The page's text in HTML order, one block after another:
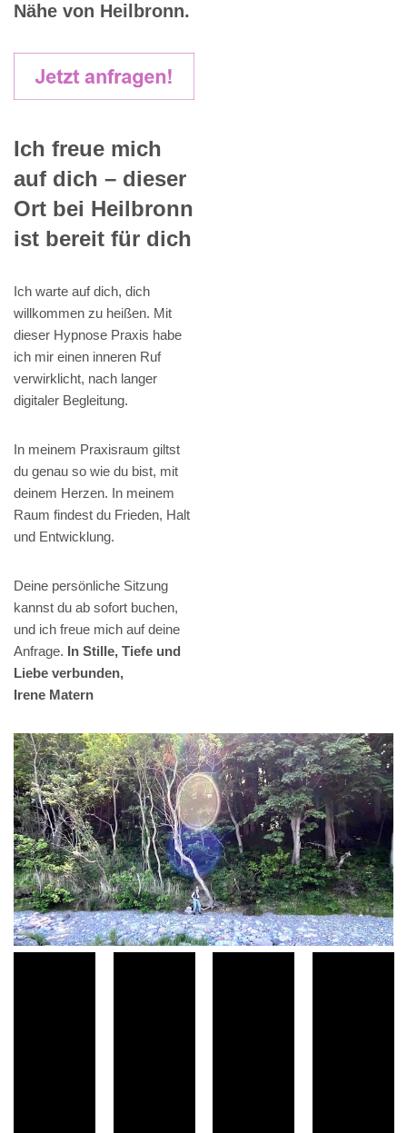
Nähe von Heilbronn.
Ich freue mich
auf dich – dieser
Ort bei Heilbronn
ist bereit für dich
Ich warte auf dich, dich
willkommen zu heißen. Mit
dieser Hypnose Praxis habe
ich mir einen inneren Ruf
verwirklicht, nach langer
digitaler Begleitung.
In meinem Praxisraum giltst
du genau so wie du bist, mit
deinem Herzen. In meinem
Raum findest du Frieden, Halt
und Entwicklung.
Deine persönliche Sitzung
kannst du ab sofort buchen,
und ich freue mich auf deine
Anfrage. In Stille, Tiefe und
Liebe verbunden,
Irene Matern